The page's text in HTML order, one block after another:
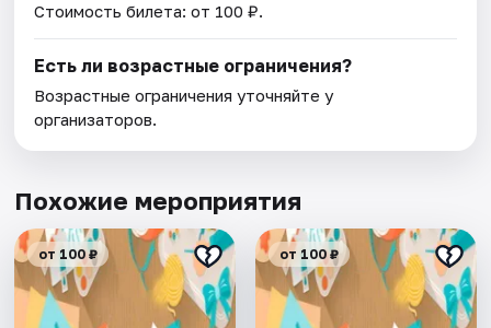
Стоимость билета: от 100 ₽.
Есть ли возрастные ограничения?
Возрастные ограничения уточняйте у
организаторов.
Похожие мероприятия
от 100 ₽ от 100 ₽